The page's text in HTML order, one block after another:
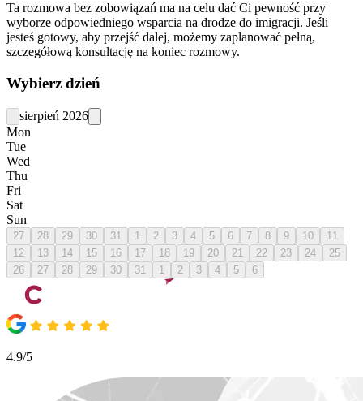
Ta rozmowa bez zobowiązań ma na celu dać Ci pewność przy
wyborze odpowiedniego wsparcia na drodze do imigracji. Jeśli
jesteś gotowy, aby przejść dalej, możemy zaplanować pełną,
szczegółową konsultację na koniec rozmowy.
Wybierz dzień
sierpień 2026
Mon
Tue
Wed
Thu
Fri
Sat
Sun
27 28 29 30 31 1 2 3 4 5 6 7 8 9 10
11
12
13 14 15 16 17 18 19 20 21 22 23 24
25
26
27 28 29 30 31 1 2 3 4 5 6
4.9/5